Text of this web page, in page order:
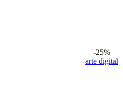
-25%
arte digital